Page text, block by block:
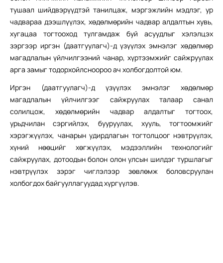
тушаал шийдвэрүүдтэй танилцаж, мэргэжлийн мэдлэг, ур
чадвараа дээшлүүлэх, хөдөлмөрийн чадвар алдалтын хувь,
хугацаа тогтооход тулгамдаж буй асуудлыг хэлэлцэх
зэргээр иргэн (даатгуулагч)-д үзүүлэх эмнэлэг хөдөлмөр
магадлалын үйлчилгээний чанар, хүртээмжийг сайжруулах
арга замыг тодорхойлсноороо ач холбогдолтой юм.
Иргэн (даатгуулагч)-д үзүүлэх эмнэлэг хөдөлмөр
магадлалын үйлчилгээг сайжруулах талаар санал
солилцож, хөдөлмөрийн чадвар алдалтыг тогтоох,
урьдчилан сэргийлэх, бууруулах, хууль, тогтоомжийг
хэрэгжүүлэх, чанарын удирдлагын тогтолцоог нэвтрүүлэх,
хүний нөөцийг хөгжүүлэх, мэдээллийн технологийг
сайжруулах, дотоодын болон олон улсын шилдэг туршлагыг
нэвтрүүлэх зэрэг чиглэлээр зөвлөмж боловсруулан
холбогдох байгууллагуудад хүргүүлэв.